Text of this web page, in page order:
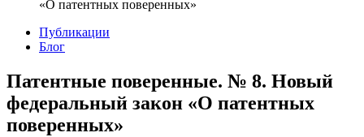
«О патентных поверенных»
Публикации
Блог
Патентные поверенные. № 8. Новый
федеральный закон «О патентных
поверенных»